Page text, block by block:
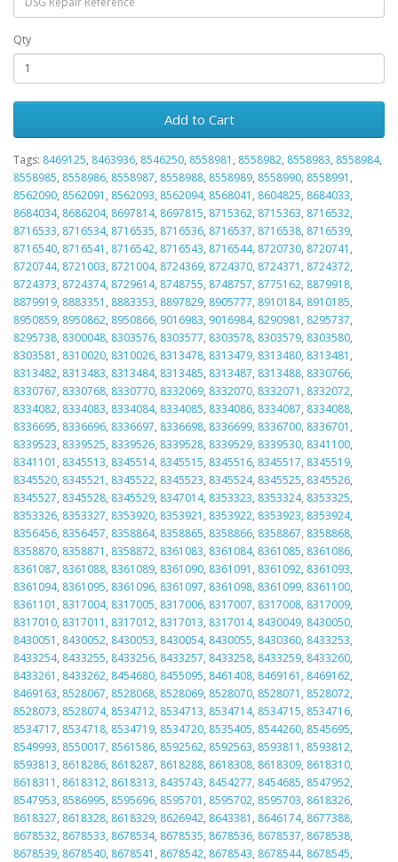
Qty
Add to Cart
Tags: 8469125, 8463936, 8546250, 8558981 , 8558982, 8558983, 8558984,
8558985, 8558986, 8558987, 8558988, 8558989, 8558990, 8558991 ,
8562090, 8562091 , 8562093, 8562094, 8568041 , 8604825, 8684033,
8684034, 8686204, 8697814, 8697815, 8715362, 8715363, 8716532,
8716533, 8716534, 8716535, 8716536, 8716537, 8716538, 8716539,
8716540, 8716541 , 8716542, 8716543, 8716544, 8720730, 8720741 ,
8720744, 8721003, 8721004, 8724369, 8724370, 8724371 , 8724372,
8724373, 8724374, 8729614, 8748755, 8748757, 8775162, 8879918,
8879919, 8883351 , 8883353, 8897829, 8905777, 8910184, 8910185,
8950859, 8950862, 8950866, 9016983, 9016984, 8290981 , 8295737,
8295738, 8300048, 8303576, 8303577, 8303578, 8303579, 8303580,
8303581 , 8310020, 8310026, 8313478, 8313479, 8313480, 8313481 ,
8313482, 8313483, 8313484, 8313485, 8313487, 8313488, 8330766,
8330767, 8330768, 8330770, 8332069, 8332070, 8332071 , 8332072,
8334082, 8334083, 8334084, 8334085, 8334086, 8334087, 8334088,
8336695, 8336696, 8336697, 8336698, 8336699, 8336700, 8336701 ,
8339523, 8339525, 8339526, 8339528, 8339529, 8339530, 8341100,
8341101 , 8345513, 8345514, 8345515, 8345516, 8345517, 8345519,
8345520, 8345521 , 8345522, 8345523, 8345524, 8345525, 8345526,
8345527, 8345528, 8345529, 8347014, 8353323, 8353324, 8353325,
8353326, 8353327, 8353920, 8353921 , 8353922, 8353923, 8353924,
8356456, 8356457, 8358864, 8358865, 8358866, 8358867, 8358868,
8358870, 8358871 , 8358872, 8361083, 8361084, 8361085, 8361086,
8361087, 8361088, 8361089, 8361090, 8361091 , 8361092, 8361093,
8361094, 8361095, 8361096, 8361097, 8361098, 8361099, 8361100,
8361101 , 8317004, 8317005, 8317006, 8317007, 8317008, 8317009,
8317010, 8317011 , 8317012, 8317013, 8317014, 8430049, 8430050,
8430051 , 8430052, 8430053, 8430054, 8430055, 8430360, 8433253,
8433254, 8433255, 8433256, 8433257, 8433258, 8433259, 8433260,
8433261 , 8433262, 8454680, 8455095, 8461408, 8469161 , 8469162,
8469163, 8528067, 8528068, 8528069, 8528070, 8528071 , 8528072,
8528073, 8528074, 8534712, 8534713, 8534714, 8534715, 8534716,
8534717, 8534718, 8534719, 8534720, 8535405, 8544260, 8545695,
8549993, 8550017, 8561586, 8592562, 8592563, 8593811 , 8593812,
8593813, 8618286, 8618287, 8618288, 8618308, 8618309, 8618310,
8618311 , 8618312, 8618313, 8435743, 8454277, 8454685, 8547952,
8547953, 8586995, 8595696, 8595701 , 8595702, 8595703, 8618326,
8618327, 8618328, 8618329, 8626942, 8643381 , 8646174, 8677388,
8678532, 8678533, 8678534, 8678535, 8678536, 8678537, 8678538,
8678539, 8678540, 8678541 , 8678542, 8678543, 8678544, 8678545,